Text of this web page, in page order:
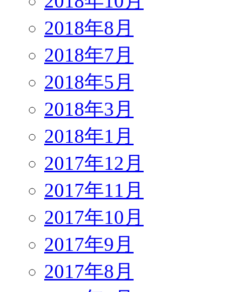
2018年8月
2018年7月
2018年5月
2018年3月
2018年1月
2017年12月
2017年11月
2017年10月
2017年9月
2017年8月